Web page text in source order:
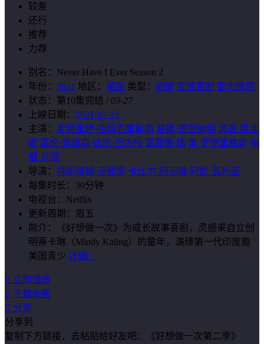
较差
还行
推荐
力荐
别名： Never Have I Ever Season 2
年份： 2021 地区： 美国 类型： 剧情 爱情喜剧 都市情感
状态： 第10集完结 / 03-27
上映日期： 2021-07-15
主演： 麦特里伊·拉玛克里斯南 普娜·贾甘纳坦 芮查·莫佳
妮 嘉伦·李维森 达伦·巴内特 雷蒙娜·杨 李·罗德里格斯 梅
根·苏丽
导演： 特斯塔姆·莎佩罗 卡比尔·阿克塔 阿奴·瓦利亚
每集时长： 30分钟
电视台： Netflix
更新周期：
周五
简介：
《好想做一次》为成长故事喜剧，灵感来自立创
明蒂卡琳（Mindy Kaling）的童年，演绎第一代印度裔
美国青少 详细 >
 立即播放
 下载观看
 分享
分享到
复制下方链接，去粘贴给好友吧：
《好想做一次第二季》